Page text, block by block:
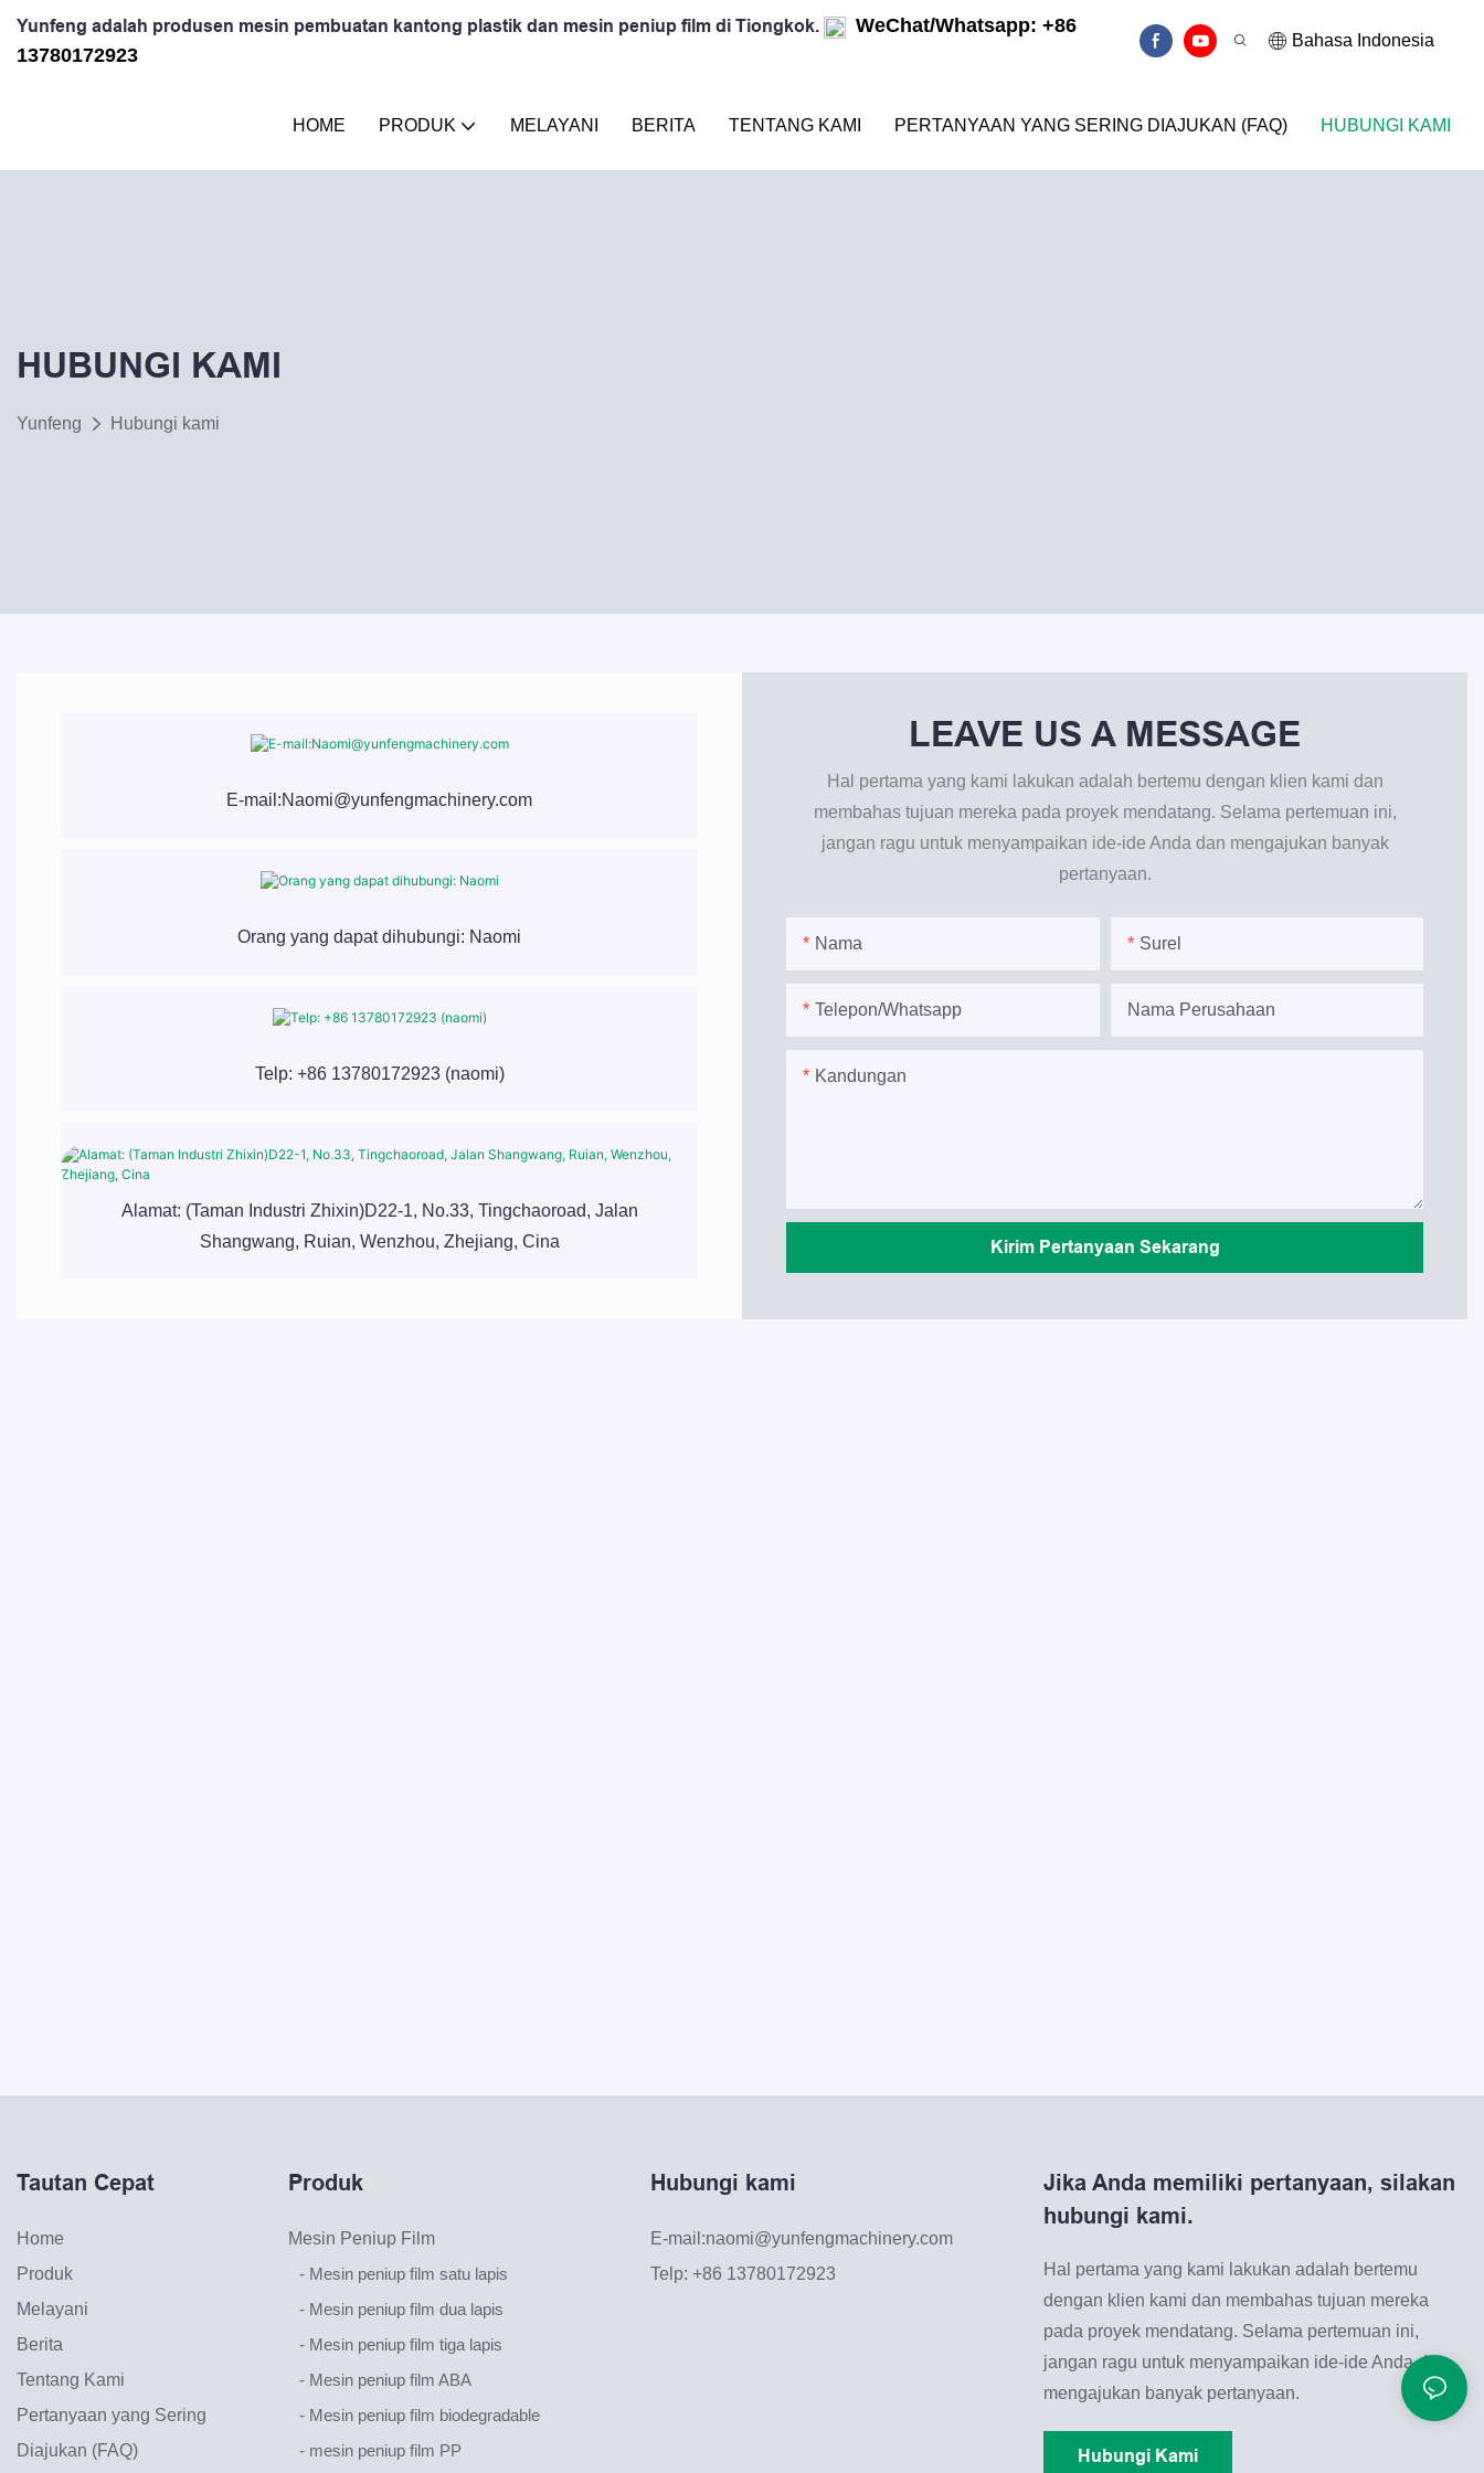
Yunfeng adalah produsen mesin pembuatan kantong plastik dan mesin peniup film di Tiongkok.
WeChat/Whatsapp: +86
13780172923
Bahasa Indonesia
HOME PRODUK MELAYANI BERITA TENTANG KAMI PERTANYAAN YANG SERING DIAJUKAN (FAQ) HUBUNGI KAMI
HUBUNGI KAMI
Yunfeng Hubungi kami
E-mail:Naomi@yunfengmachinery.com
Orang yang dapat dihubungi: Naomi
Telp: +86 13780172923 (naomi)
Alamat: (Taman Industri Zhixin)D22-1, No.33, Tingchaoroad, Jalan
Shangwang, Ruian, Wenzhou, Zhejiang, Cina
LEAVE US A MESSAGE
Hal pertama yang kami lakukan adalah bertemu dengan klien kami dan
membahas tujuan mereka pada proyek mendatang. Selama pertemuan ini,
jangan ragu untuk menyampaikan ide-ide Anda dan mengajukan banyak
pertanyaan.
Nama Surel
Telepon/whatsapp Nama Perusahaan
Kandungan
Kirim Pertanyaan Sekarang
Tautan Cepat
Home
Produk
Melayani
Berita
Tentang Kami
Pertanyaan yang Sering
Diajukan (FAQ)
Produk
Mesin Peniup Film
- Mesin peniup film satu lapis
- Mesin peniup film dua lapis
- Mesin peniup film tiga lapis
- Mesin peniup film ABA
- Mesin peniup film biodegradable
- mesin peniup film PP
Hubungi kami
E-mail:naomi@yunfengmachinery.com
Telp: +86 13780172923
Jika Anda memiliki pertanyaan, silakan
hubungi kami.
Hal pertama yang kami lakukan adalah bertemu
dengan klien kami dan membahas tujuan mereka
pada proyek mendatang. Selama pertemuan ini,
jangan ragu untuk menyampaikan ide-ide Anda dan
mengajukan banyak pertanyaan.
Hubungi Kami